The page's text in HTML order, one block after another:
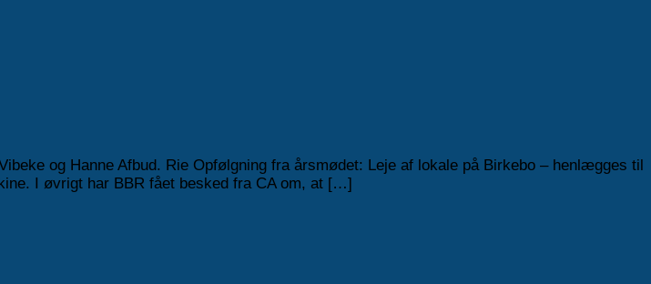
og Hanne Afbud. Rie Opfølgning fra årsmødet: Leje af lokale på Birkebo – henlægges til
I øvrigt har BBR fået besked fra CA om, at […]